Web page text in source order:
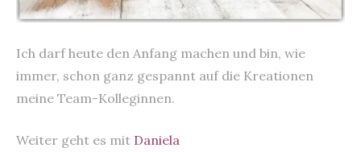
Ich darf heute den Anfang machen und bin, wie
immer, schon ganz gespannt auf die Kreationen
meine Team-Kolleginnen.
Weiter geht es mit Daniela